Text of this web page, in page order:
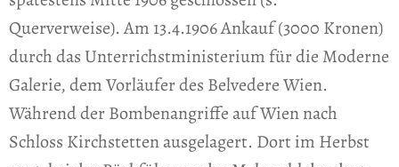
Querverweise). Am 13.4.1906 Ankauf (3000 Kronen)
durch das Unterrichstministerium für die Moderne
Galerie, dem Vorläufer des Belvedere Wien.
Während der Bombenangriffe auf Wien nach
Schloss Kirchstetten ausgelagert. Dort im Herbst